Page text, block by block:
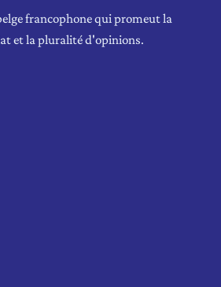
francophone qui promeut la
et la pluralité d'opinions.